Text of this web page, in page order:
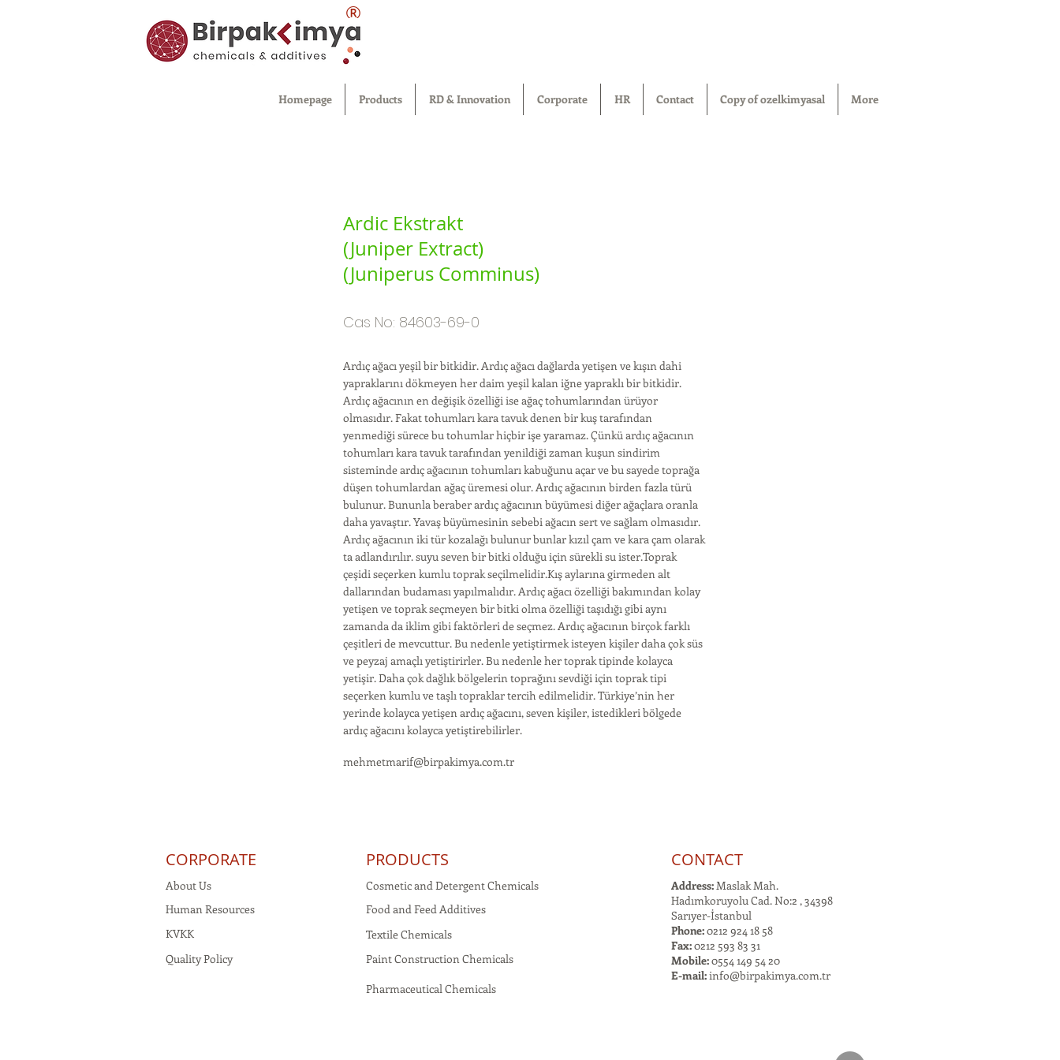
®
Homepage Products RD & Innovation Corporate HR Contact Copy of ozelkimyasal More
Ardic Ekstrakt
(Juniper Extract)
(Juniperus Comminus)
Cas No: 84603-69-0
Ardıç ağacı yeşil bir bitkidir. Ardıç ağacı dağlarda yetişen ve kışın dahi
yapraklarını dökmeyen her daim yeşil kalan iğne yapraklı bir bitkidir.
Ardıç ağacının en değişik özelliği ise ağaç tohumlarından ürüyor
olmasıdır. Fakat tohumları kara tavuk denen bir kuş tarafından
yenmediği sürece bu tohumlar hiçbir işe yaramaz. Çünkü ardıç ağacının
tohumları kara tavuk tarafından yenildiği zaman kuşun sindirim
sisteminde ardıç ağacının tohumları kabuğunu açar ve bu sayede toprağa
düşen tohumlardan ağaç üremesi olur. Ardıç ağacının birden fazla türü
bulunur. Bununla beraber ardıç ağacının büyümesi diğer ağaçlara oranla
daha yavaştır. Yavaş büyümesinin sebebi ağacın sert ve sağlam olmasıdır.
Ardıç ağacının iki tür kozalağı bulunur bunlar kızıl çam ve kara çam olarak
ta adlandırılır. suyu seven bir bitki olduğu için sürekli su ister.Toprak
çeşidi seçerken kumlu toprak seçilmelidir.Kış aylarına girmeden alt
dallarından budaması yapılmalıdır. Ardıç ağacı özelliği bakımından kolay
yetişen ve toprak seçmeyen bir bitki olma özelliği taşıdığı gibi aynı
zamanda da iklim gibi faktörleri de seçmez. Ardıç ağacının birçok farklı
çeşitleri de mevcuttur. Bu nedenle yetiştirmek isteyen kişiler daha çok süs
ve peyzaj amaçlı yetiştirirler. Bu nedenle her toprak tipinde kolayca
yetişir. Daha çok dağlık bölgelerin toprağını sevdiği için toprak tipi
seçerken kumlu ve taşlı topraklar tercih edilmelidir. Türkiye’nin her
yerinde kolayca yetişen ardıç ağacını, seven kişiler, istedikleri bölgede
ardıç ağacını kolayca yetiştirebilirler.
mehmetmarif@birpakimya.com.tr
CORPORATE
About Us
Human Resources
KVKK
Quality Policy
PRODUCTS
Cosmetic and Detergent Chemicals
Food and Feed Additives
Textile Chemicals
Paint Construction Chemicals
Pharmaceutical Chemicals
CONTACT
Address:Maslak Mah.
Hadımkoruyolu Cad. No:2 , 34398
Sarıyer-İstanbul
Phone:0212 924 18 58
Fax:0212 593 83 31
Mobile:0554 149 54 20
E-mail:info@birpakimya.com.tr